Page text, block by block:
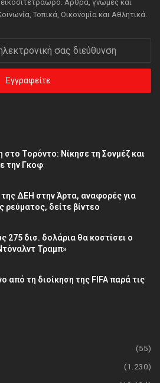
Άρθρα, γνώμες και
Τοπικά, Οικονομία και Αθλητικά.
στο Τορόντο: Νίκησε τη Σονμέζ και
την Γκοφ
ΔΕΗ στην Άρτα, αναφορές για
ρεύματος, δείτε βίντεο
275 δισ. δολάρια θα κοστίσει ο
Τραμπ»
από τη διοίκηση της FIFA παρά τις
(55)
(1.230)